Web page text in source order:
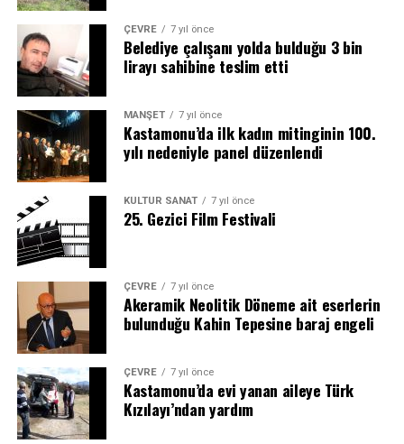
ÇEVRE 7 yıl önce
Belediye çalışanı yolda bulduğu 3 bin
lirayı sahibine teslim etti
MANŞET 7 yıl önce
Kastamonu’da ilk kadın mitinginin 100.
yılı nedeniyle panel düzenlendi
KÜLTÜR SANAT 7 yıl önce
25. Gezici Film Festivali
ÇEVRE 7 yıl önce
Akeramik Neolitik Döneme ait eserlerin
bulunduğu Kahin Tepesine baraj engeli
ÇEVRE 7 yıl önce
Kastamonu’da evi yanan aileye Türk
Kızılayı’ndan yardım